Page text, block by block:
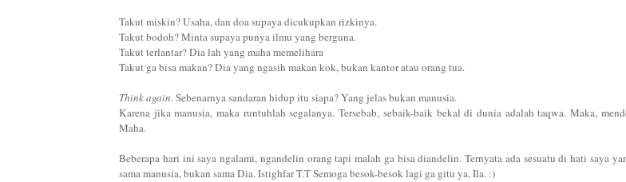
Takut miskin? Usaha, dan doa supaya dicukupkan rizkinya.
Takut bodoh? Minta supaya punya ilmu yang berguna.
Takut terlantar? Dia lah yang maha memelihara
Takut ga bisa makan? Dia yang ngasih makan kok, bukan kantor atau orang tua.
Think again. Sebenarnya sandaran hidup itu siapa? Yang jelas bukan manusia.
Karena jika manusia, maka runtuhlah segalanya. Tersebab, sebaik-baik bekal di dunia adalah taqwa. Maka,
Maha.
Beberapa hari ini saya ngalami, ngandelin orang tapi malah ga bisa diandelin. Ternyata ada sesuatu di hati saya
sama manusia, bukan sama Dia. Istighfar T.T Semoga besok-besok lagi ga gitu ya, Ila. :)